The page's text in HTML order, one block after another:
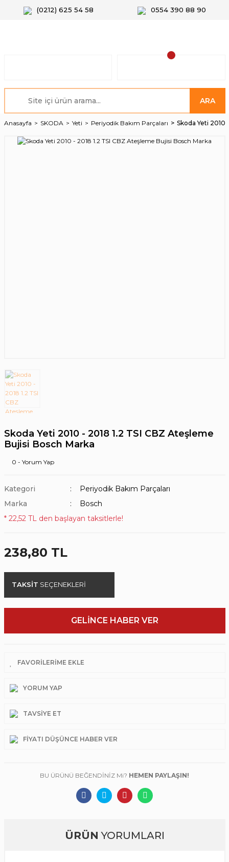
(0212) 625 54 58 0554 390 88 90
ARA
Anasayfa SKODA Yeti Periyodik Bakım Parçaları Skoda Yeti 2010
Skoda Yeti 2010 - 2018 1.2 TSI CBZ Ateşleme
Bujisi Bosch Marka
0 - Yorum Yap
Kategori
Periyodik Bakım Parçaları
Marka
Bosch
* 22,52 TL den başlayan taksitlerle!
238,80 TL
TAKSİT SEÇENEKLERİ
GELİNCE HABER VER
YORUM YAP
TAVSIYE ET
FIYATI DÜŞÜNCE HABER VER
BU ÜRÜNÜ BEĞENDİNİZ Mi? HEMEN PAYLAŞIN!
ÜRÜN YORUMLARI